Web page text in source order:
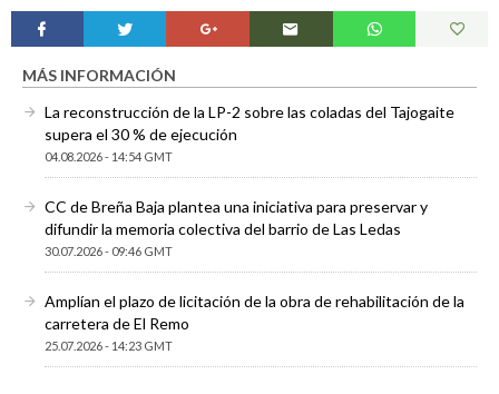
MÁS INFORMACIÓN
La reconstrucción de la LP-2 sobre las coladas del Tajogaite
supera el 30 % de ejecución
04.08.2026 - 14:54 GMT
CC de Breña Baja plantea una iniciativa para preservar y
difundir la memoria colectiva del barrio de Las Ledas
30.07.2026 - 09:46 GMT
Amplían el plazo de licitación de la obra de rehabilitación de la
carretera de El Remo
25.07.2026 - 14:23 GMT